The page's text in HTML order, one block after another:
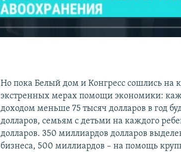
Auto 270p 360p
1080p
Но пока Белый дом и Конгресс сошлись на
экстренных мерах помощи экономики:
доходом меньше 75 тысяч долларов в год
долларов, семьям с детьми на каждого
долларов. 350 миллиардов долларов
бизнеса, 500 миллиардов – на помощь